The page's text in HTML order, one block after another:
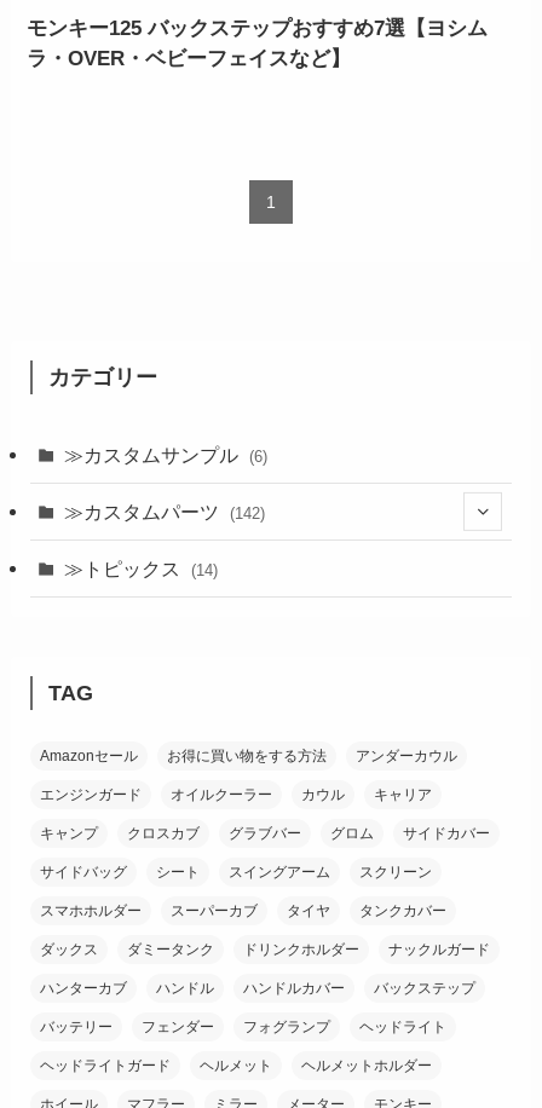
モンキー125 バックステップおすすめ7選【ヨシム
ラ・OVER・ベビーフェイスなど】
1
カテゴリー
≫カスタムサンプル (6)
≫カスタムパーツ (142)
(26)
≫トピックス (14)
TAG
Amazonセール お得に買い物をする方法 アンダーカウル
エンジンガード オイルクーラー カウル キャリア
キャンプ クロスカブ グラブバー グロム サイドカバー
サイドバッグ シート スイングアーム スクリーン
スマホホルダー スーパーカブ タイヤ タンクカバー
ダックス ダミータンク ドリンクホルダー ナックルガード
ハンターカブ ハンドル ハンドルカバー バックステップ
バッテリー フェンダー フォグランプ ヘッドライト
ヘッドライトガード ヘルメット ヘルメットホルダー